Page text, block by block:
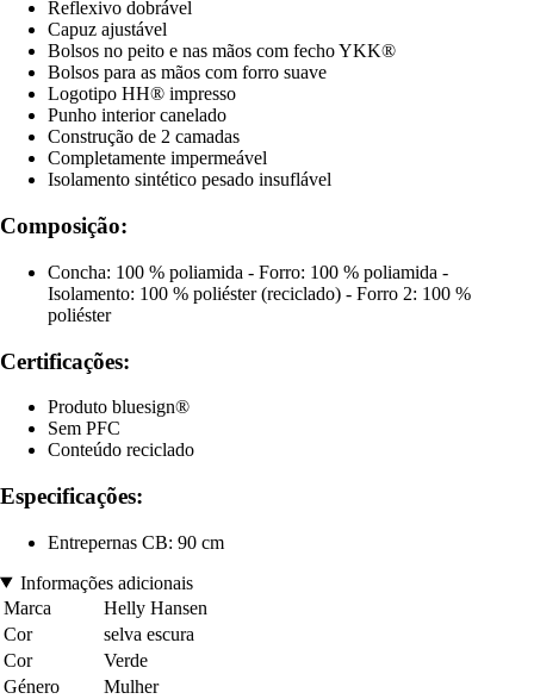
Reflexivo dobrável
Capuz ajustável
Bolsos no peito e nas mãos com fecho YKK®
Bolsos para as mãos com forro suave
Logotipo HH® impresso
Punho interior canelado
Construção de 2 camadas
Completamente impermeável
Isolamento sintético pesado insuflável
Composição:
Concha: 100 % poliamida - Forro: 100 % poliamida -
Isolamento: 100 % poliéster (reciclado) - Forro 2: 100 %
poliéster
Certificações:
Produto bluesign®
Sem PFC
Conteúdo reciclado
Especificações:
Entrepernas CB: 90 cm
Informações adicionais
Marca
Helly Hansen
Cor
selva escura
Cor
Verde
Género
Mulher